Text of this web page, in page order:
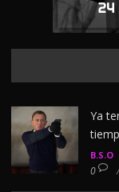
Ya
B.S.O
0 /